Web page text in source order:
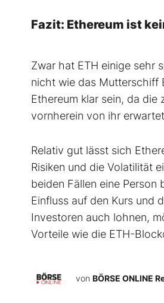
Fazit: Ethereum ist
Zwar hat ETH einige sehr
nicht wie das Mutterschiff
Ethereum klar sein, da
vornherein von ihr
Relativ gut lässt sich
Risiken und die Volatilität
beiden Fällen eine Person
Einfluss auf den Kurs und
Investoren auch lohnen,
Vorteile wie die ETH-
von BÖRSE ONLINE